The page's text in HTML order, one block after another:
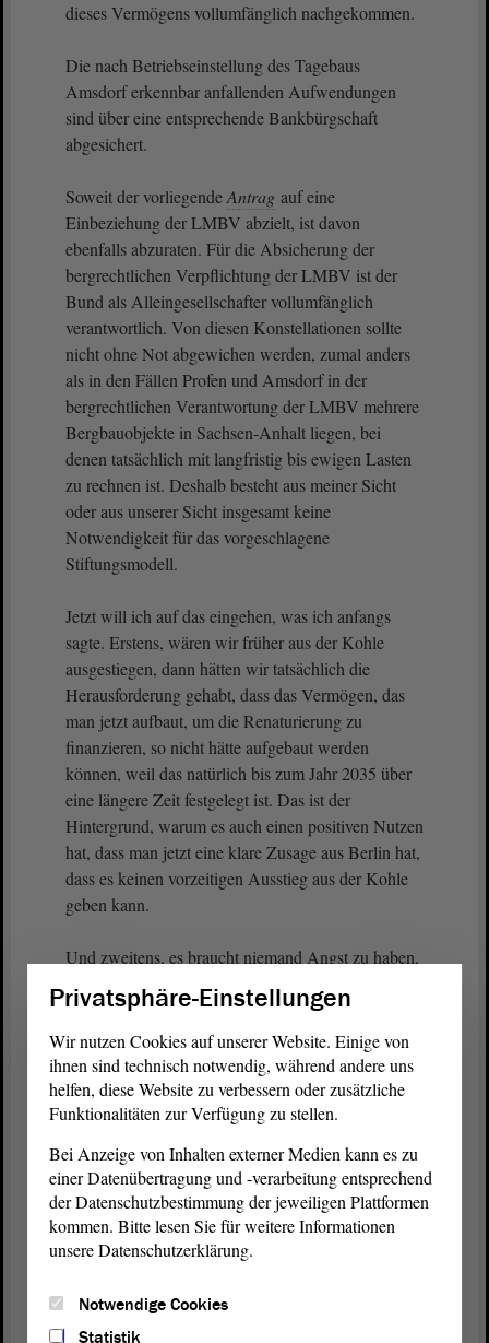
dieses Vermögens vollumfänglich nachgekommen.
Die nach Betriebseinstellung des Tagebaus
Amsdorf erkennbar anfallenden Aufwendungen
sind über eine entsprechende Bankbürgschaft
abgesichert.
Soweit der vorliegendeAntrag auf eine
Einbeziehung der LMBV abzielt, ist davon
ebenfalls abzuraten. Für die Absicherung der
bergrechtlichen Verpflichtung der LMBV ist der
Bund als Alleingesellschafter vollumfänglich
verantwortlich. Von diesen Konstellationen sollte
nicht ohne Not abgewichen werden, zumal anders
als in den Fällen Profen und Amsdorf in der
bergrechtlichen Verantwortung der LMBV mehrere
Bergbauobjekte in Sachsen-Anhalt liegen, bei
denen tatsächlich mit langfristig bis ewigen Lasten
zu rechnen ist. Deshalb besteht aus meiner Sicht
oder aus unserer Sicht insgesamt keine
Notwendigkeit für das vorgeschlagene
Stiftungsmodell.
Jetzt will ich auf das eingehen, was ich anfangs
sagte. Erstens, wären wir früher aus der Kohle
ausgestiegen, dann hätten wir tatsächlich die
Herausforderung gehabt, dass das Vermögen, das
man jetzt aufbaut, um die Renaturierung zu
finanzieren, so nicht hätte aufgebaut werden
können, weil das natürlich bis zum Jahr 2035 über
eine längere Zeit festgelegt ist. Das ist der
Hintergrund, warum es auch einen positiven Nutzen
hat, dass man jetzt eine klare Zusage aus Berlin hat,
dass es keinen vorzeitigen Ausstieg aus der Kohle
geben kann.
Und zweitens, es braucht niemand Angst zu haben,
stehen. Der Bund, das Land und die Unternehmen
haben sich schon vor vielen Jahren genau auf
diesen Weg gemacht. So habe ich es erläutert. -
Vielen Dank.
Vizepräsident Wulf Gallert:
Minute.
Privatsphäre-Einstellungen
Wir nutzen Cookies auf unserer Website. Einige von
ihnen sind technisch notwendig, während andere uns
helfen, diese Website zu verbessern oder zusätzliche
Funktionalitäten zur Verfügung zu stellen.
Bei Anzeige von Inhalten externer Medien kann es zu
einer Datenübertragung und -verarbeitung entsprechend
der Datenschutzbestimmung der jeweiligen Plattformen
kommen. Bitte lesen Sie für weitere Informationen
unsere Datenschutzerklärung.
Notwendige Cookies
Statistik